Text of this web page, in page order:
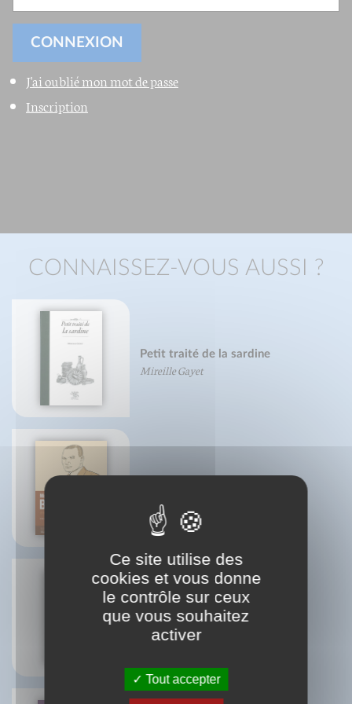
J'ai oublié mon mot de passe
Inscription
CONNAISSEZ-VOUS AUSSI ?
Petit traité de la sardine
Mireille Gayet
ePub : Les songes et les rêves
Ce site utilise des
cookies et vous donne
le contrôle sur ceux
que vous souhaitez
activer
Tout accepter